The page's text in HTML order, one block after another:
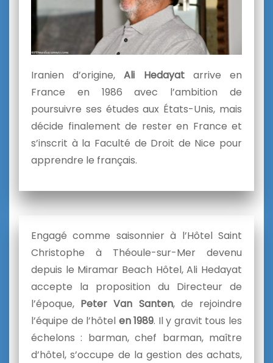
Iranien d’origine,Ali Hedayatarrive en
France en 1986 avec l’ambition de
poursuivre ses études aux États-Unis, mais
décide finalement de rester en France et
s’inscrit à la Faculté de Droit de Nice pour
apprendre le français.
Engagé comme saisonnier à l’Hôtel Saint
Christophe à Théoule-sur-Mer devenu
depuis le Miramar Beach Hôtel, Ali Hedayat
accepte la proposition du Directeur de
l’époque, Peter Van Santen, de rejoindre
l’équipe de l’hôtel en 1989. Il y gravit tous les
échelons : barman, chef barman, maître
d’hôtel, s’occupe de la gestion des achats,